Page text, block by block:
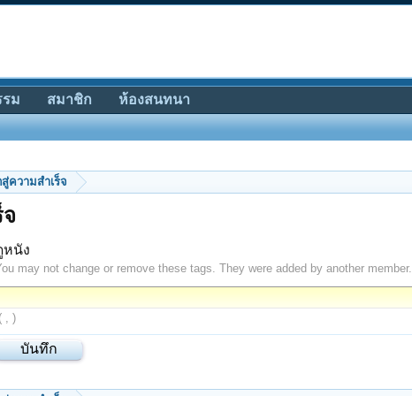
ความสำเร็จ
หนัง
may not change or remove these tags. They were added by another member.
, )
รม สมาชิก ห้องสนทนา